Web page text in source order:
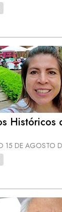
Históricos
15 DE AGOSTO